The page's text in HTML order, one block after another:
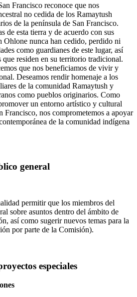
Francisco reconoce que nos
no cedida de los Ramaytush
de la península de San Francisco.
de esta tierra y de acuerdo con sus
Ohlone nunca han cedido, perdido ni
como guardianes de este lugar, así
residen en su territorio tradicional.
que nos beneficiamos de vivir y
Deseamos rendir homenaje a los
de la comunidad Ramaytush y
como pueblos originarios. Como
un entorno artístico y cultural
Francisco, nos comprometemos a apoyar
de la comunidad indígena
general
permitir que los miembros del
sobre asuntos dentro del ámbito de
así como sugerir nuevos temas para la
por parte de la Comisión).
especiales